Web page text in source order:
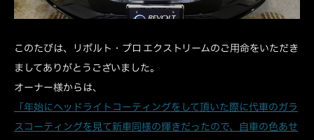
このたびは、リボルト・プロ エクストリームのご用命をいただき
ましてありがとうございました。
オーナー様からは、
「年始にヘッドライトコーティングをして頂いた際に代車のガラ
スコーティングを見て新車同様の輝きだったので、自車の色あせ